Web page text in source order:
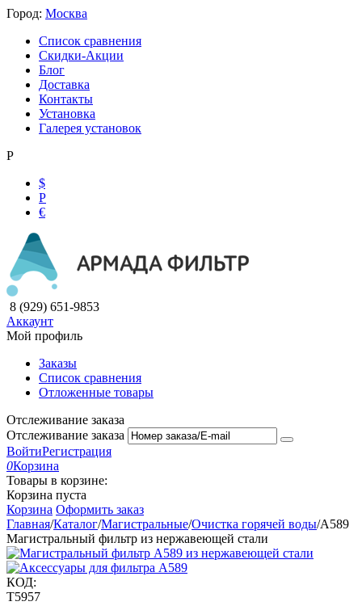
Город: Москва
Список сравнения
Скидки-Акции
Блог
Доставка
Контакты
Установка
Галерея установок
Р
$
Р
€
8 (929) 651-9853
Аккаунт
Мой профиль
Заказы
Список сравнения
Отложенные товары
Отслеживание заказа
Отслеживание заказа
ВойтиРегистрация
0Корзина
Товары в корзине:
Корзина пуста
Корзина Оформить заказ
Главная/Каталог/Магистральные/Очистка горячей воды/A589
Магистральный фильтр из нержавеющей стали
КОД:
T5957